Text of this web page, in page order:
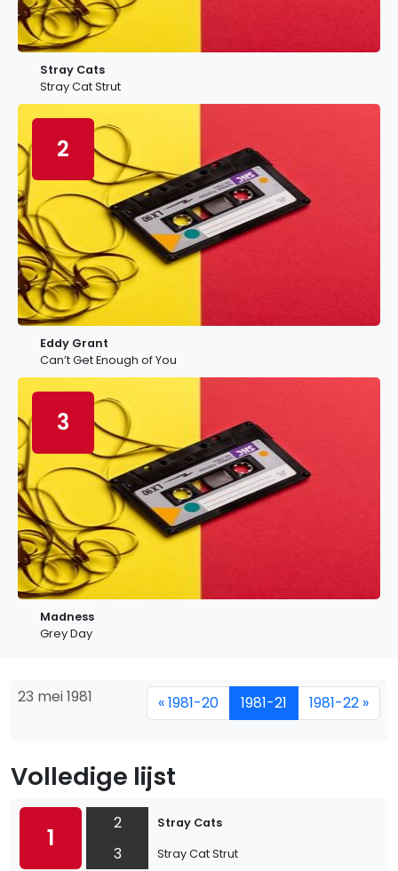
Stray Cats
Stray Cat Strut
2
Eddy Grant
Can’t Get Enough of You
3
Madness
Grey Day
23 mei 1981 « 1981-20 1981-21 1981-22 »
Volledige lijst
1
2
3
Stray Cats
Stray Cat Strut